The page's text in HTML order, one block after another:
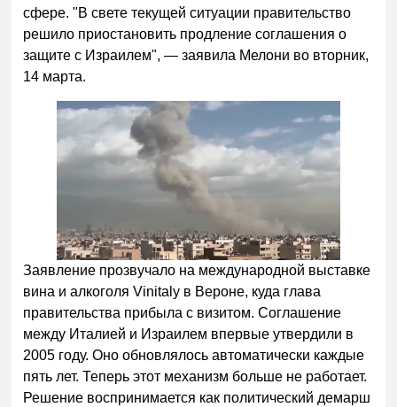
сфере. "В свете текущей ситуации правительство
решило приостановить продление соглашения о
защите с Израилем", — заявила Мелони во вторник,
14 марта.
Заявление прозвучало на международной выставке
вина и алкоголя Vinitaly в Вероне, куда глава
правительства прибыла с визитом. Соглашение
между Италией и Израилем впервые утвердили в
2005 году. Оно обновлялось автоматически каждые
пять лет. Теперь этот механизм больше не работает.
Решение воспринимается как политический демарш